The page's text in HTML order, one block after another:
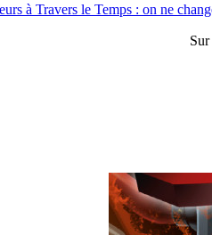
à Travers le Temps : on ne
Sur